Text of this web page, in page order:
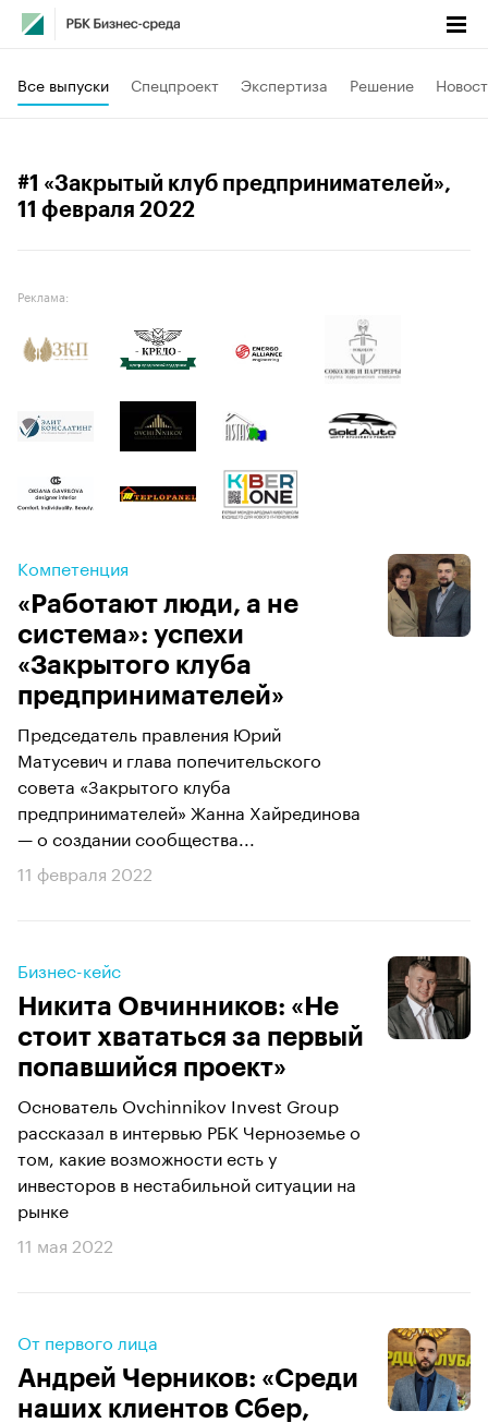
Все выпуски Спецпроект Экспертиза Решение
#1 «Закрытый клуб предпринимателей»,
11 февраля 2022
Реклама:
Компетенция
«Работают люди, а не
система»: успехи
«Закрытого клуба
предпринимателей»
Председатель правления Юрий
Матусевич и глава попечительского
совета «Закрытого клуба
предпринимателей» Жанна Хайрединова
— о создании сообщества...
11 февраля 2022
Бизнес-кейс
Никита Овчинников: «Не
стоит хвататься за первый
попавшийся проект»
Основатель Ovchinnikov Invest Group
рассказал в интервью РБК Черноземье о
том, какие возможности есть у
инвесторов в нестабильной ситуации на
рынке
11 мая 2022
От первого лица
Андрей Черников: «Среди
наших клиентов Сбер,